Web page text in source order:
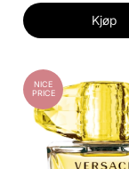
Kjøp
NICE
PRICE